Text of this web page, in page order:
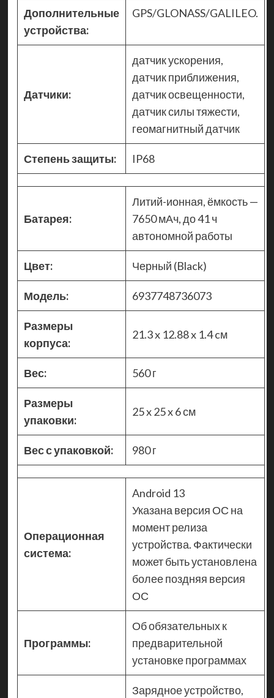
Дополнительные
устройства:
GPS/GLONASS/GALILEO.
Датчики:
датчик ускорения,
датчик приближения,
датчик освещенности,
датчик силы тяжести,
геомагнитный датчик
Степень защиты: IP68
Батарея:
Литий-ионная, ёмкость —
7650 мАч, до 41 ч
автономной работы
Цвет: Черный (Black)
Модель: 6937748736073
Размеры
корпуса:
21.3 x 12.88 x 1.4 cм
Вес: 560 г
Размеры
упаковки:
25 x 25 x 6 см
Вес с упаковкой: 980 г
Операционная
система:
Android 13
Указана версия ОС на
момент релиза
устройства. Фактически
может быть установлена
более поздняя версия
ОС
Программы:
Об обязательных к
предварительной
установке программах
Зарядное устройство,